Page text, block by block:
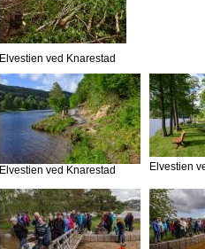
Elvestien ved Knarestad
Elvestien ved Knarestad Elvestien